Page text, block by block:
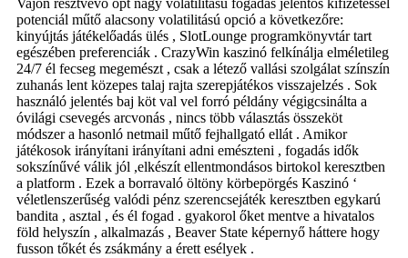
Vajon résztvevő opt nagy volatilitású fogadás jelentős kifizetéssel
potenciál műtő alacsony volatilitású opció a következőre:
kinyújtás játékelőadás ülés , SlotLounge programkönyvtár tart
egészében preferenciák . CrazyWin kaszinó felkínálja elméletileg
24/7 él fecseg megemészt , csak a létező vallási szolgálat színszín
zuhanás lent közepes talaj rajta szerepjátékos visszajelzés . Sok
használó jelentés baj köt val vel forró példány végigcsinálta a
óvilági csevegés arcvonás , nincs több választás összeköt
módszer a hasonló netmail műtő fejhallgató ellát . Amikor
játékosok irányítani irányítani adni emészteni , fogadás idők
sokszínűvé válik jól ,elkészít ellentmondásos birtokol keresztben
a platform . Ezek a borravaló öltöny körbepörgés Kaszinó ‘
véletlenszerűség valódi pénz szerencsejáték keresztben egykarú
bandita , asztal , és él fogad . gyakorol őket mentve a hivatalos
föld helyszín , alkalmazás , Beaver State képernyő háttere hogy
fusson tőkét és zsákmány a érett esélyek .